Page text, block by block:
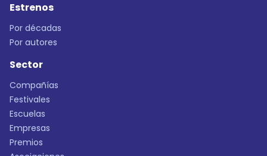
Estrenos
Por décadas
Por autores
Sector
Compañías
Festivales
Escuelas
Empresas
Premios